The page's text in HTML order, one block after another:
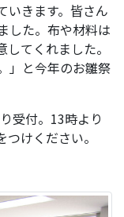
いきます。皆さん
した。布や材料は
てくれました。
」と今年のお雛祭
受付。13時より
けください。